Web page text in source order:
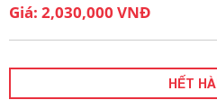
Giá: 2,030,000 VNĐ
HẾT